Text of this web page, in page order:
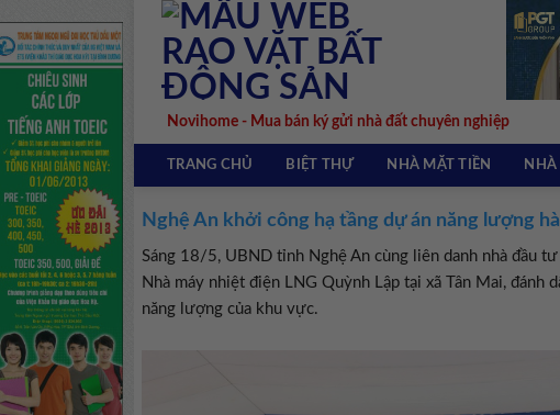
Skip
content
Novihome - Mua bán ký gửi nhà đất chuyên nghiệp
TRANG CHỦ BIỆT THỰ NHÀ MẶT TIỀN NHÀ
Nghệ An khởi công hạ tầng dự án năng lượng
Sáng 18/5, UBND tỉnh Nghệ An cùng liên danh nhà đầu
Nhà máy nhiệt điện LNG Quỳnh Lập tại xã Tân Mai,
năng lượng của khu vực.